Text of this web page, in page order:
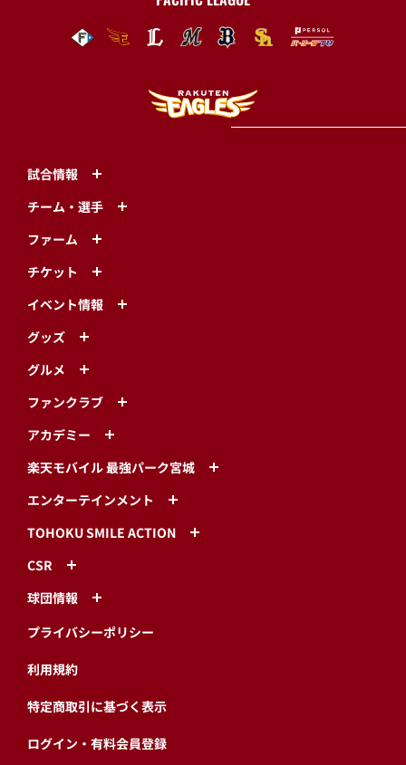
試合情報
チーム・選手
ファーム
チケット
イベント情報
グッズ
グルメ
ファンクラブ
アカデミー
楽天モバイル 最強パーク宮城
エンターテインメント
TOHOKU SMILE ACTION
CSR
球団情報
プライバシーポリシー
利用規約
特定商取引に基づく表示
ログイン・有料会員登録